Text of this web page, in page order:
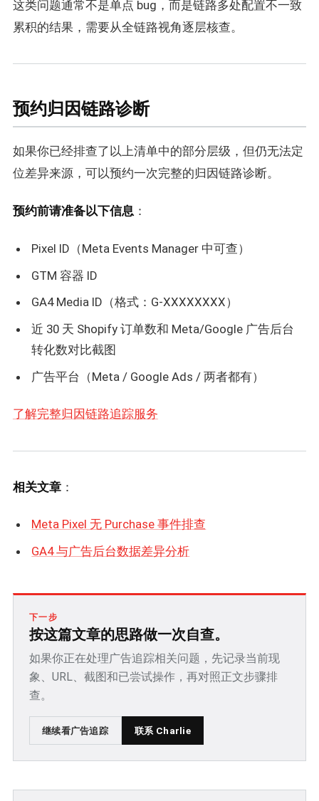
这类问题通常不是单点 bug，而是链路多处配置不一致
累积的结果，需要从全链路视角逐层核查。
预约归因链路诊断
如果你已经排查了以上清单中的部分层级，但仍无法定
位差异来源，可以预约一次完整的归因链路诊断。
预约前请准备以下信息：
Pixel ID（Meta Events Manager 中可查）
GTM 容器 ID
GA4 Media ID（格式：G-XXXXXXXX）
近 30 天 Shopify 订单数和 Meta/Google 广告后台
转化数对比截图
广告平台（Meta / Google Ads / 两者都有）
了解完整归因链路追踪服务
相关文章：
Meta Pixel 无 Purchase 事件排查
GA4 与广告后台数据差异分析
下一步
按这篇文章的思路做一次自查。
如果你正在处理广告追踪相关问题，先记录当前现
象、URL、截图和已尝试操作，再对照正文步骤排
查。
继续看广告追踪 联系 Charlie